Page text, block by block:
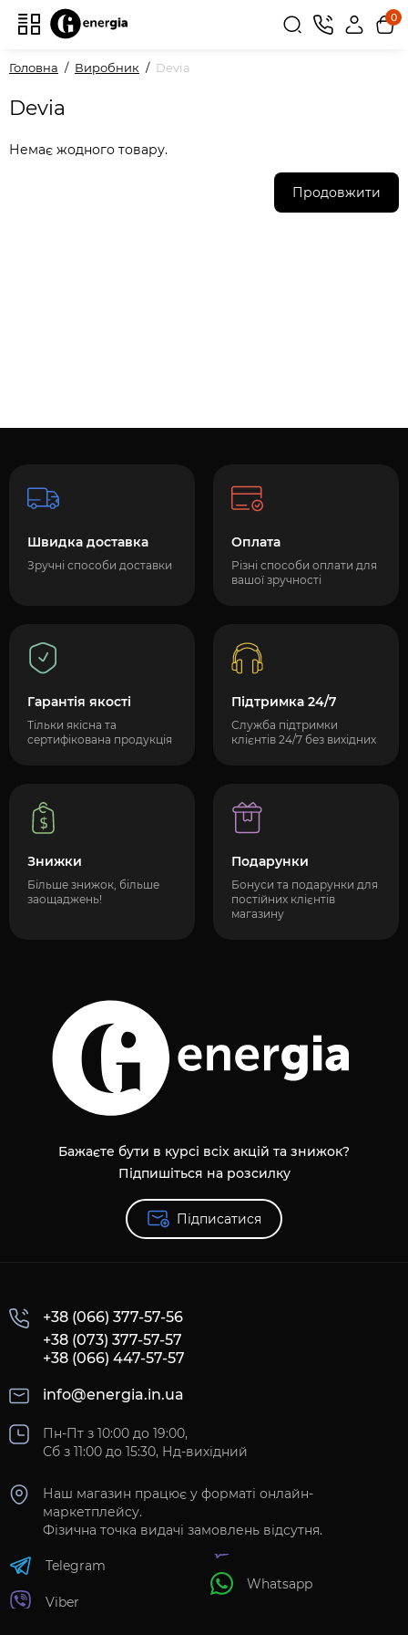
0
Головна Виробник Devia
Devia
Немає жодного товару.
Продовжити
Швидка доставка
Зручні способи доставки
Оплата
Різні способи оплати для
вашої зручності
Гарантія якості
Тільки якісна та
сертифікована продукція
Підтримка 24/7
Служба підтримки
клієнтів 24/7 без вихідних
Знижки
Більше знижок, більше
заощаджень!
Подарунки
Бонуси та подарунки для
постійних клієнтів
магазину
Бажаєте бути в курсі всіх акцій та знижок?
Підпишіться на розсилку
Підписатися
+38 (066) 377-57-56
+38 (073) 377-57-57
+38 (066) 447-57-57
info@energia.in.ua
Пн-Пт з 10:00 до 19:00,
Сб з 11:00 до 15:30, Нд-вихідний
Наш магазин працює у форматі онлайн-
маркетплейсу.
Фізична точка видачі замовлень відсутня.
Telegram
Viber
Whatsapp